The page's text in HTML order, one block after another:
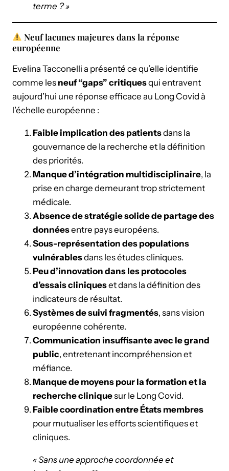
terme ? »
Neuf lacunes majeures dans la réponse
européenne
Evelina Tacconelli a présenté ce qu’elle identifie
comme les neuf “gaps” critiquesqui entravent
aujourd’hui une réponse efficace au Long Covid à
l’échelle européenne :
Faible implication des patientsdans la
gouvernance de la recherche et la définition
des priorités.
Manque d’intégration multidisciplinaire, la
prise en charge demeurant trop strictement
médicale.
Absence de stratégie solide de partage des
donnéesentre pays européens.
Sous-représentation des populations
vulnérablesdans les études cliniques.
Peu d’innovation dans les protocoles
d’essais cliniqueset dans la définition des
indicateurs de résultat.
Systèmes de suivi fragmentés, sans vision
européenne cohérente.
Communication insuffisante avec le grand
public, entretenant incompréhension et
méfiance.
Manque de moyens pour la formation et la
recherche cliniquesur le Long Covid.
Faible coordination entre États membres
pour mutualiser les efforts scientifiques et
cliniques.
« Sans une approche coordonnée et